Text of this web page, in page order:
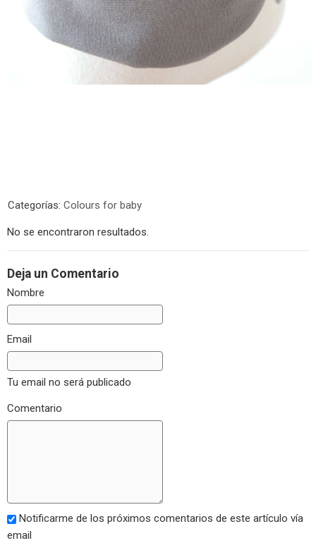
Categorías: Colours for baby
No se encontraron resultados.
Deja un Comentario
Nombre
Email
Tu email no será publicado
Comentario
Notificarme de los próximos comentarios de este artículo vía
email